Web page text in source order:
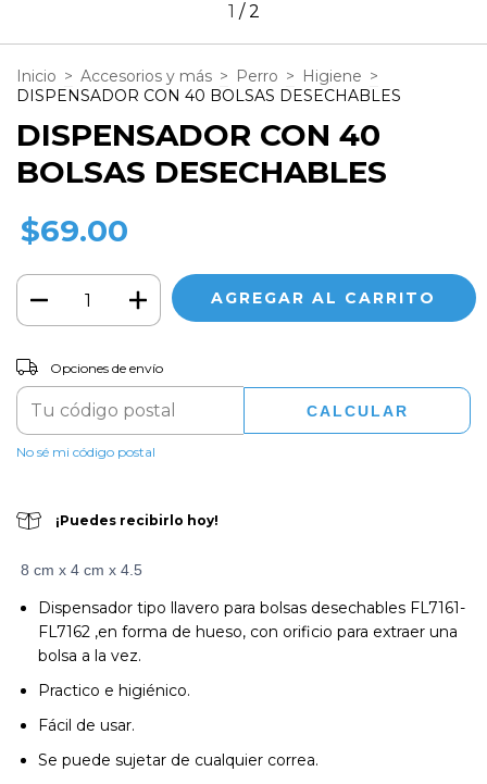
1 /2
Inicio > Accesorios y más > Perro > Higiene >
DISPENSADOR CON 40 BOLSAS DESECHABLES
DISPENSADOR CON 40
BOLSAS DESECHABLES
$69.00
Entregas para el CP:
Opciones de envío
CALCULAR
No sé mi código postal
¡Puedes recibirlo hoy!
8 cm x 4 cm x 4.5
Dispensador tipo llavero para bolsas desechables FL7161-
FL7162 ,en forma de hueso, con orificio para extraer una
bolsa a la vez.
Practico e higiénico.
Fácil de usar.
Se puede sujetar de cualquier correa.